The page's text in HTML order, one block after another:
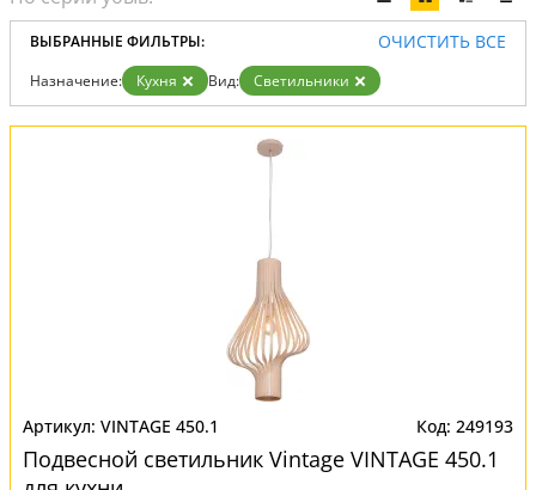
ВЫБРАННЫЕ ФИЛЬТРЫ: ОЧИСТИТЬ ВСЕ
Назначение: Кухня Вид: Светильники
VINTAGE 450.1 249193
Подвесной светильник Vintage VINTAGE 450.1